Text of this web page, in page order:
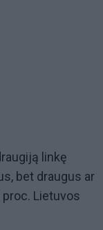
linkę
bet draugus ar
Lietuvos